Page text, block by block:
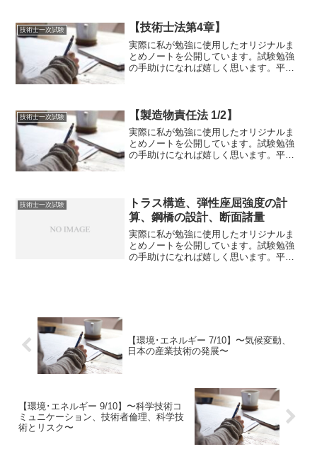
の根幹を定め...
技術士一次試験 【技術士法第4章】
実際に私が勉強に使用したオリジナルま
とめノートを公開しています。試験勉強
の手助けになれば嬉しく思います。平成
章技術士等の義務（...
技術士一次試験 【製造物責任法 1/2】
実際に私が勉強に使用したオリジナルま
とめノートを公開しています。試験勉強
の手助けになれば嬉しく思います。平成
は、製品の欠陥によって...
技術士一次試験
トラス構造、弾性座屈強度の計
算、鋼橋の設計、断面諸量
実際に私が勉強に使用したオリジナルま
とめノートを公開しています。試験勉強
の手助けになれば嬉しく思います。平成
【環境･エネルギー 7/10】〜気候変動、
日本の産業技術の発展〜
【環境･エネルギー 9/10】〜科学技術コ
ミュニケーション、技術者倫理、科学技
術とリスク〜